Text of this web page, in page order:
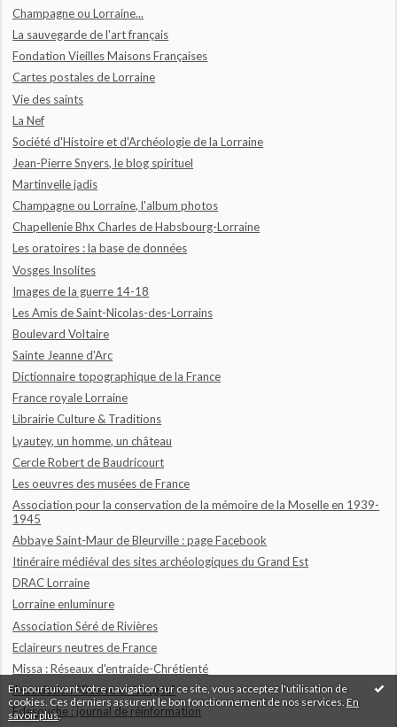
En poursuivant votre navigation sur ce site, vous acceptez l'utilisation de
cookies. Ces derniers assurent le bon fonctionnement de nos services. En
savoir plus.
Champagne ou Lorraine...
La sauvegarde de l'art français
Fondation Vieilles Maisons Françaises
Cartes postales de Lorraine
Vie des saints
La Nef
Société d'Histoire et d'Archéologie de la Lorraine
Jean-Pierre Snyers, le blog spirituel
Martinvelle jadis
Champagne ou Lorraine, l'album photos
Chapellenie Bhx Charles de Habsbourg-Lorraine
Les oratoires : la base de données
Vosges Insolites
Images de la guerre 14-18
Les Amis de Saint-Nicolas-des-Lorrains
Boulevard Voltaire
Sainte Jeanne d'Arc
Dictionnaire topographique de la France
France royale Lorraine
Librairie Culture & Traditions
Lyautey, un homme, un château
Cercle Robert de Baudricourt
Les oeuvres des musées de France
Association pour la conservation de la mémoire de la Moselle en 1939-
1945
Abbaye Saint-Maur de Bleurville : page Facebook
Itinéraire médiéval des sites archéologiques du Grand Est
DRAC Lorraine
Lorraine enluminure
Association Séré de Rivières
Eclaireurs neutres de France
Missa : Réseaux d'entraide-Chrétienté
Association "Guerre en Vosges"
Fdesouche : journal de réinformation